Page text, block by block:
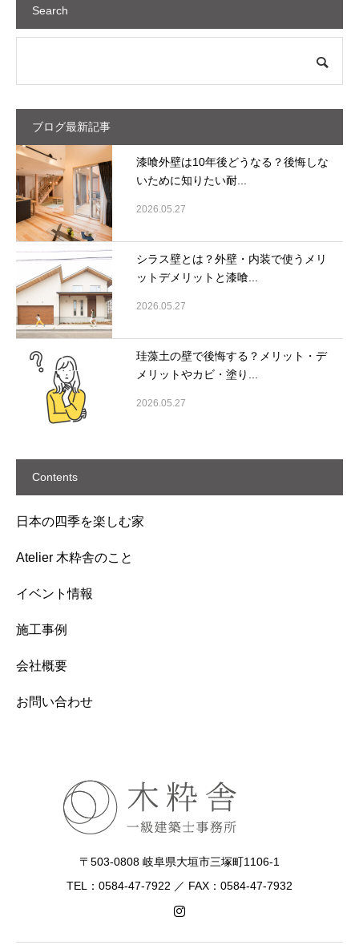
Search
ブログ最新記事
漆喰外壁は10年後どうなる？後悔しな
いために知りたい耐...
2026.05.27
シラス壁とは？外壁・内装で使うメリ
ットデメリットと漆喰...
2026.05.27
珪藻土の壁で後悔する？メリット・デ
メリットやカビ・塗り...
2026.05.27
Contents
日本の四季を楽しむ家
Atelier 木粋舎のこと
イベント情報
施工事例
会社概要
お問い合わせ
〒503-0808 岐阜県大垣市三塚町1106-1
TEL：0584-47-7922 ／ FAX：0584-47-7932